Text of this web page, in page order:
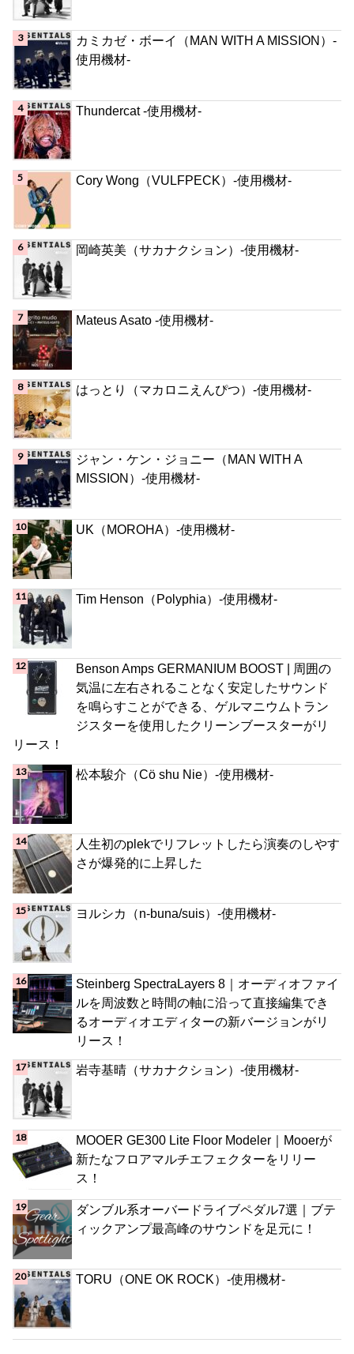
カミカゼ・ボーイ（MAN WITH A MISSION）-
使用機材-
Thundercat -使用機材-
Cory Wong（VULFPECK）-使用機材-
岡崎英美（サカナクション）-使用機材-
Mateus Asato -使用機材-
はっとり（マカロニえんぴつ）-使用機材-
ジャン・ケン・ジョニー（MAN WITH A
MISSION）-使用機材-
UK（MOROHA）-使用機材-
Tim Henson（Polyphia）-使用機材-
Benson Amps GERMANIUM BOOST | 周囲の
気温に左右されることなく安定したサウンド
を鳴らすことができる、ゲルマニウムトラン
ジスターを使用したクリーンブースターがリ
リース！
松本駿介（Cö shu Nie）-使用機材-
人生初のplekでリフレットしたら演奏のしやす
さが爆発的に上昇した
ヨルシカ（n-buna/suis）-使用機材-
Steinberg SpectraLayers 8｜オーディオファイ
ルを周波数と時間の軸に沿って直接編集でき
るオーディオエディターの新バージョンがリ
リース！
岩寺基晴（サカナクション）-使用機材-
MOOER GE300 Lite Floor Modeler｜Mooerが
新たなフロアマルチエフェクターをリリー
ス！
ダンブル系オーバードライブペダル7選｜ブテ
ィックアンプ最高峰のサウンドを足元に！
TORU（ONE OK ROCK）-使用機材-